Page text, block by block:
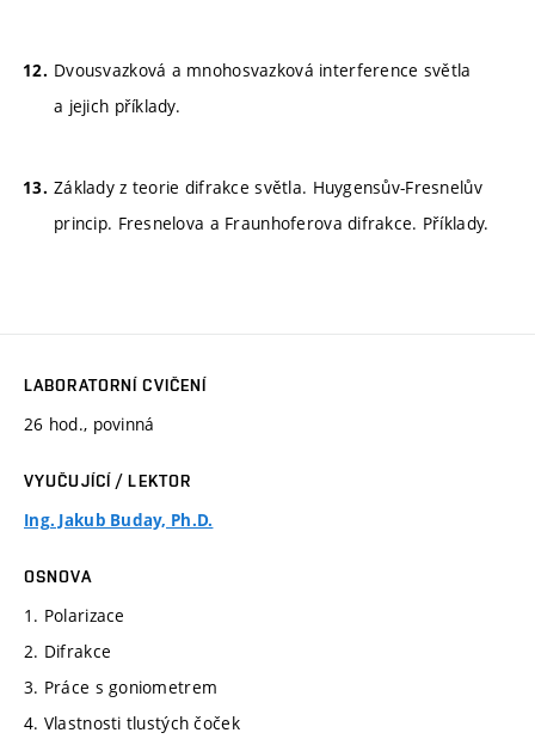
Dvousvazková a mnohosvazková interference světla
a jejich příklady.
Základy z teorie difrakce světla. Huygensův-Fresnelův
princip. Fresnelova a Fraunhoferova difrakce. Příklady.
LABORATORNÍ CVIČENÍ
26 hod., povinná
VYUČUJÍCÍ / LEKTOR
Ing. Jakub Buday, Ph.D.
OSNOVA
1. Polarizace
2. Difrakce
3. Práce s goniometrem
4. Vlastnosti tlustých čoček